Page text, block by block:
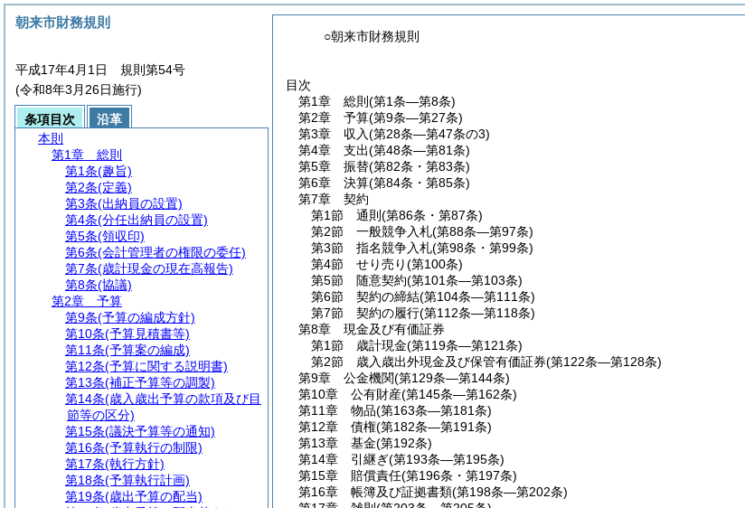
○朝来市財務規則
目次
第1章
総則 (第1条―第8条)
第2章
予算(第9条―第27条)
第3章
収入(第28条―第47条の3)
第4章
支出(第48条―第81条)
第5章
振替(第82条・第83条)
第6章
決算(第84条・第85条)
第7章
契約
第1節
通則 (第86条・第87条)
第2節
一般競争入札(第88条―第97条)
第3節
指名競争入札(第98条・第99条)
第4節
せり売り(第100条)
第5節
随意契約(第101条―第103条)
第6節
契約の締結(第104条―第111条)
第7節
契約の履行(第112条―第118条)
第8章
現金及び有価証券
第1節
歳計現金(第119条―第121条)
第2節
歳入歳出外現金及び保管有価証券(第122条―第128条)
第9章
公金機関(第129条―第144条)
第10章
公有財産(第145条―第162条)
第11章
物品(第163条―第181条)
第12章
債権(第182条―第191条)
第13章
基金(第192条)
第14章
引継ぎ(第193条―第195条)
第15章
賠償責任(第196条・第197条)
第16章
帳簿及び証拠書類(第198条―第202条)
朝来市財務規則
平成17年4月1日 規則第54号
(令和8年3月26日施行)
条項目次
沿革
本則
第1章
総則
第1条(趣旨)
第2条(定義)
第3条(出納員の設置)
第4条(分任出納員の設置)
第5条(領収印)
第6条(会計管理者の権限の委任)
第7条(歳計現金の現在高報告)
第8条(協議)
第2章
予算
第9条(予算の編成方針)
第10条(予算見積書等)
第11条(予算案の編成)
第12条(予算に関する説明書)
第13条(補正予算等の調製)
第14条(歳入歳出予算の款項及び目
節等の区分)
第15条(議決予算等の通知)
第16条(予算執行の制限)
第17条(執行方針)
第18条(予算執行計画)
第19条(歳出予算の配当)